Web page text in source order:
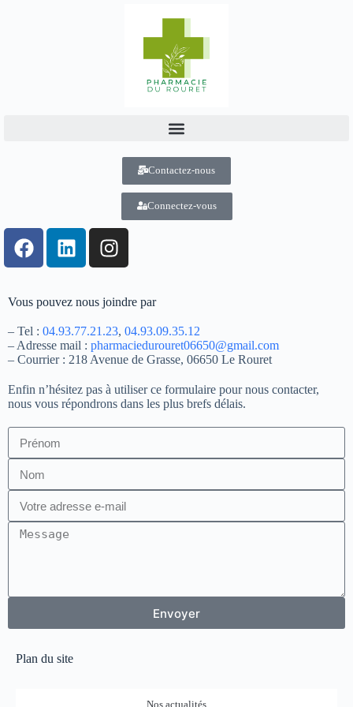
Contactez-nous
Connectez-vous
Vous pouvez nous joindre par
– Tel : 04.93.77.21.23, 04.93.09.35.12
– Adresse mail : pharmaciedurouret06650@gmail.com
– Courrier : 218 Avenue de Grasse, 06650 Le Rouret
Enfin n’hésitez pas à utiliser ce formulaire pour nous contacter,
nous vous répondrons dans les plus brefs délais.
Envoyer
Plan du site
Nos actualités